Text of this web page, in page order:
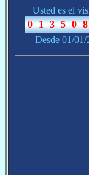
Usted es el
Desde 01/01/